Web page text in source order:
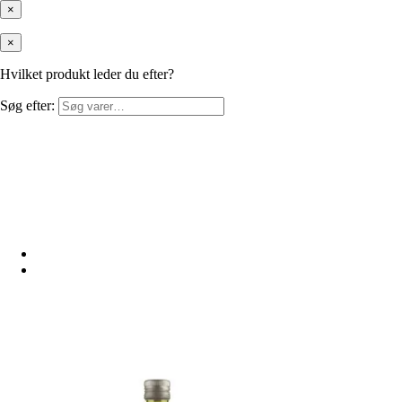
×
×
Hvilket produkt leder du efter?
Søg efter: